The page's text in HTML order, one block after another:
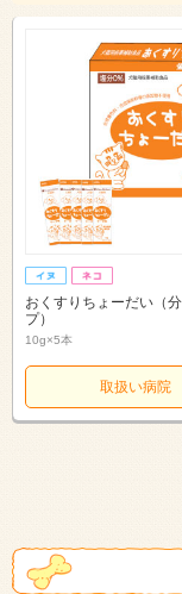
おくすりちょーだい（
プ）
10g×5本
取扱い病院